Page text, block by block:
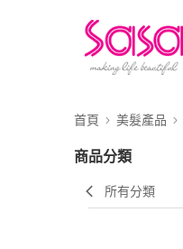
首頁 美髮產品
商品分類
所有分類